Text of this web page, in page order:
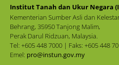
Institut Tanah dan Ukur Negara
Kementerian Sumber Asli dan
Behrang, 35950 Tanjong Malim,
Perak Darul Ridzuan, Malaysia.
Tel: +605 448 7000 | Faks: +605 448
Emel: pro@instun.gov.my